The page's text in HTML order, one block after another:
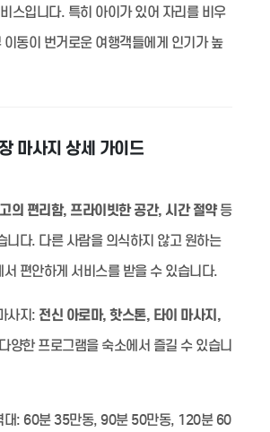
스입니다. 특히 아이가 있어 자리를 비우
동이 번거로운 여행객들에게 인기가 높
마사지 상세 가이드
의 편리함, 프라이빗한 공간, 시간 절약등
니다. 다른 사람을 의식하지 않고 원하는
서 편안하게 서비스를 받을 수 있습니다.
사지: 전신 아로마, 핫스톤, 타이 마사지,
양한 프로그램을 숙소에서 즐길 수 있습니
대: 60분 35만동, 90분 50만동, 120분 60